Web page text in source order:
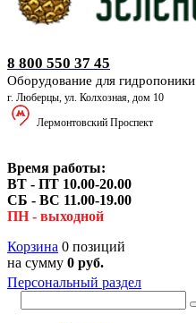
8 800 550 37 45
Оборудование для гидропоники
г. Люберцы, ул. Колхозная, дом 10
Лермонтовский Проспект
Время работы:
ВТ - ПТ 10.00-20.00
СБ - ВС 11.00-19.00
ПН - выходной
Корзина 0 позиций
на сумму 0 руб.
Персональный раздел